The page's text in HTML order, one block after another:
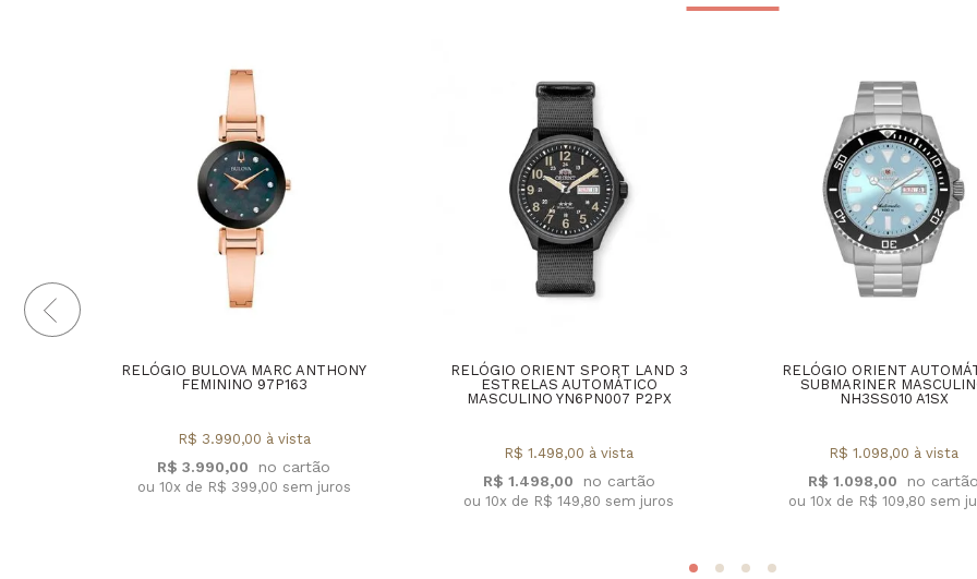
RELÓGIO BULOVA MARC ANTHONY
FEMININO 97P163
R$ 3.990,00
R$ 3.990,00 à vista
ou 10x de R$ 399,00 sem juros
RELÓGIO ORIENT SPORT LAND 3
ESTRELAS AUTOMÁTICO
MASCULINO YN6PN007 P2PX
R$ 1.498,00
R$ 1.498,00 à vista
ou 10x de R$ 149,80 sem juros
RELÓGIO ORIENT
SUBMARINER
NH3SS010 A1SX
R$ 1.098,00
R$ 1.098,00 à vista
ou 10x de R$ 109,80 sem